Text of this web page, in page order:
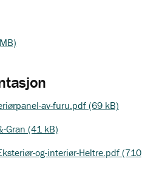
av-furu.pdf (69 kB)
Gran (41 kB)
og-interiør-Heltre.pdf (710